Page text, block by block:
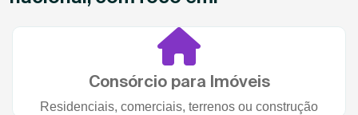
Consórcio para Imóveis
Residenciais, comerciais, terrenos ou construção